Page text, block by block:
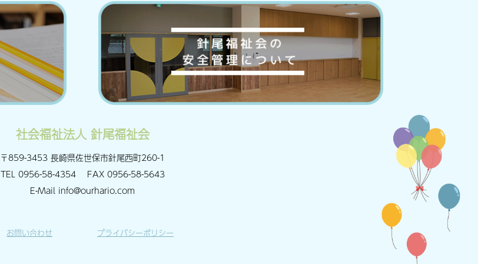
社会福祉法人 針尾福祉会
〒859-3453 長崎県佐世保市針尾西町260-1
TEL 0956-58-4354FAX 0956-58-5643
E-Mail info@ourhario.com
お問い合わせ プライバシーポリシー